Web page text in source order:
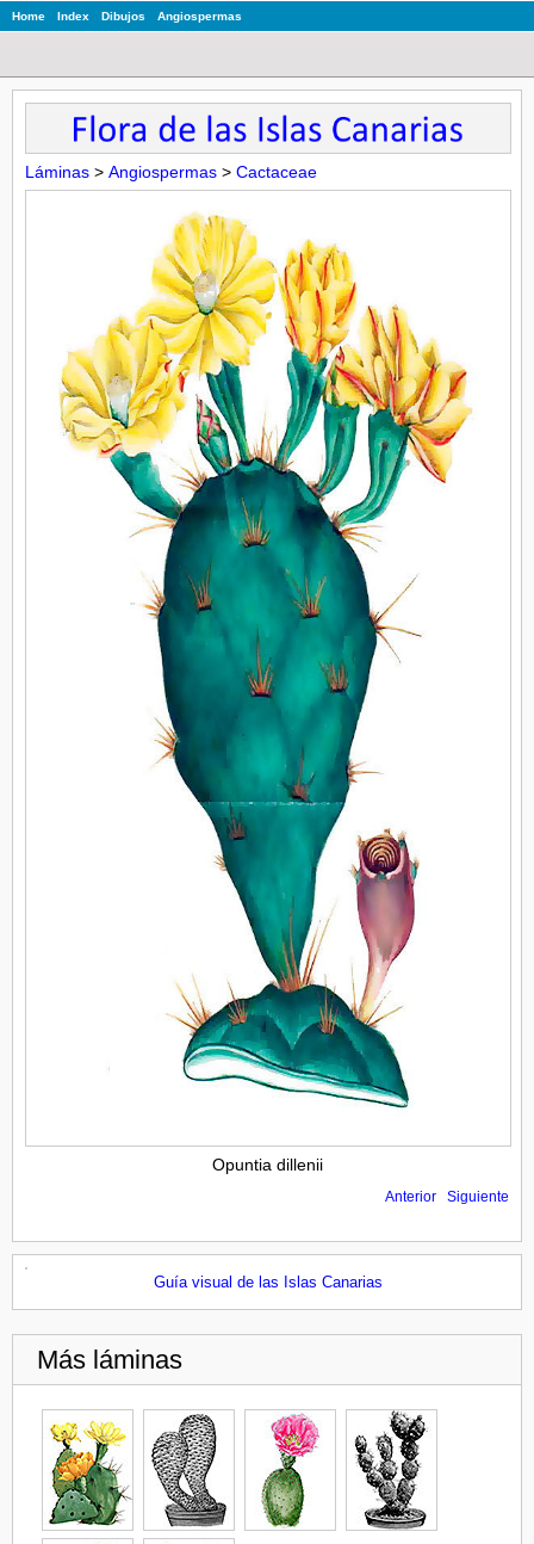
Home Index Dibujos Angiospermas
Láminas > Angiospermas > Cactaceae
Opuntia dillenii
Anterior Siguiente
Guía visual de las Islas Canarias
Más láminas